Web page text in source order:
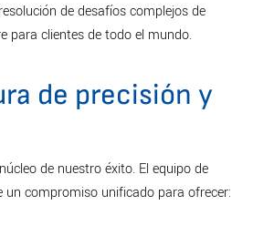
de desafíos complejos de
para clientes de todo el mundo.
de precisión y
de nuestro éxito. El equipo de
un compromiso unificado para ofrecer: